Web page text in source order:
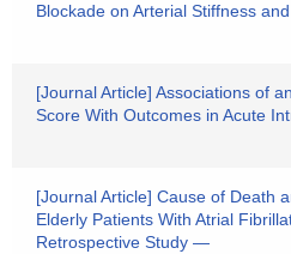
Blockade on Arterial Stiffness
[Journal Article] Associations of
Score With Outcomes in Acute
[Journal Article] Cause of Death
Elderly Patients With Atrial
Retrospective Study ―